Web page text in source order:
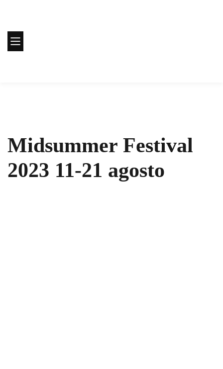
Midsummer Festival
2023 11-21 agosto